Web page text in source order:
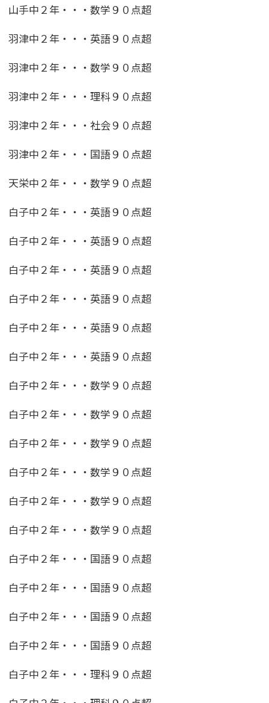
山手中２年・・・数学９０点超
羽津中２年・・・英語９０点超
羽津中２年・・・数学９０点超
羽津中２年・・・理科９０点超
羽津中２年・・・社会９０点超
羽津中２年・・・国語９０点超
天栄中２年・・・数学９０点超
白子中２年・・・英語９０点超
白子中２年・・・英語９０点超
白子中２年・・・英語９０点超
白子中２年・・・英語９０点超
白子中２年・・・英語９０点超
白子中２年・・・英語９０点超
白子中２年・・・数学９０点超
白子中２年・・・数学９０点超
白子中２年・・・数学９０点超
白子中２年・・・数学９０点超
白子中２年・・・数学９０点超
白子中２年・・・数学９０点超
白子中２年・・・国語９０点超
白子中２年・・・国語９０点超
白子中２年・・・国語９０点超
白子中２年・・・国語９０点超
白子中２年・・・理科９０点超